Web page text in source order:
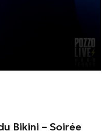
Bikini – Soirée